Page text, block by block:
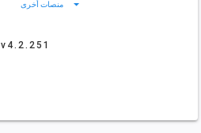
منصات أخرى arrow_drop_down
v4.2.251